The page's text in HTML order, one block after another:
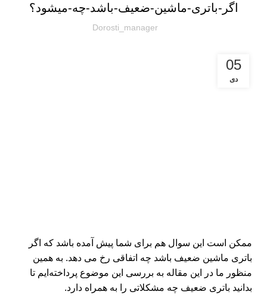
اگر-باتری-ماشین-ضعیف-باشد-چه-میشود؟
Dorosti_manager
05
دی
ممکن است این سوال هم برای شما پیش آمده باشد که اگر
باتری ماشین ضعیف باشد چه اتفاقی رخ می دهد. به همین
منظور ما در این مقاله به بررسی این موضوع پرداخته‌ایم تا
بدانید باتری ضعیف چه مشکلاتی را به همراه دارد.